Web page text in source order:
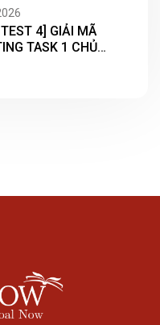
4] GIẢI MÃ
TASK 1 CHỦ